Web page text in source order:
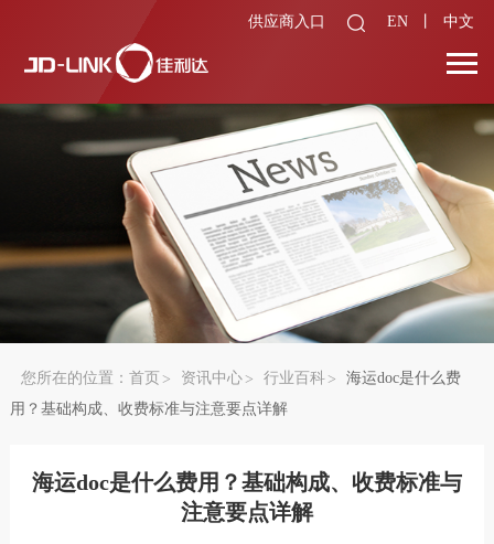
供应商入口 EN 中文
您所在的位置： 首页 资讯中心 行业百科
海运doc是什么费
用？基础构成、收费标准与注意要点详解
海运doc是什么费用？基础构成、收费标准与
注意要点详解